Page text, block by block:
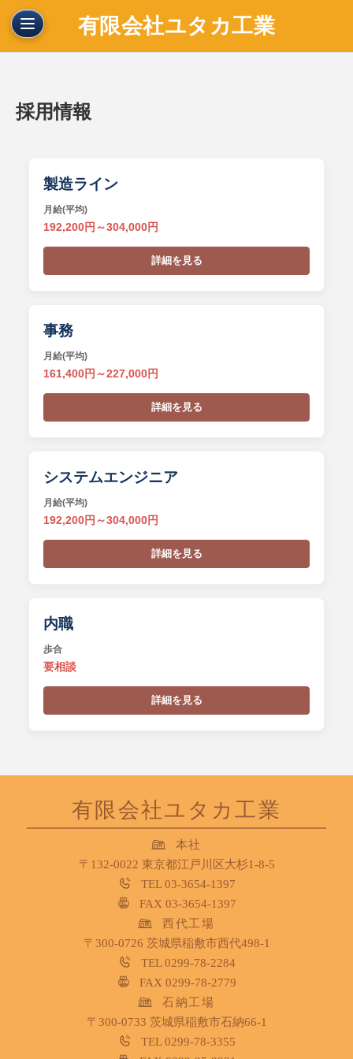
有限会社ユタカ工業
採用情報
採用情報
ユタカ工業では一緒に働いてくれる
スタッフを募集しています！
製造ライン
月給(平均)
192,200円～304,000円
事務
月給(平均)
161,400円～227,000円
システムエンジニア
月給(平均)
192,200円～304,000円
内職
歩合
要相談
有限会社ユタカ工業
本社
〒132-0022 東京都江戸川区大杉1-8-5
TEL 03-3654-1397
FAX 03-3654-1397
西代工場
〒300-0726 茨城県稲敷市西代498-1
TEL 0299-78-2284
FAX 0299-78-2779
石納工場
〒300-0733 茨城県稲敷市石納66-1
TEL 0299-78-3355